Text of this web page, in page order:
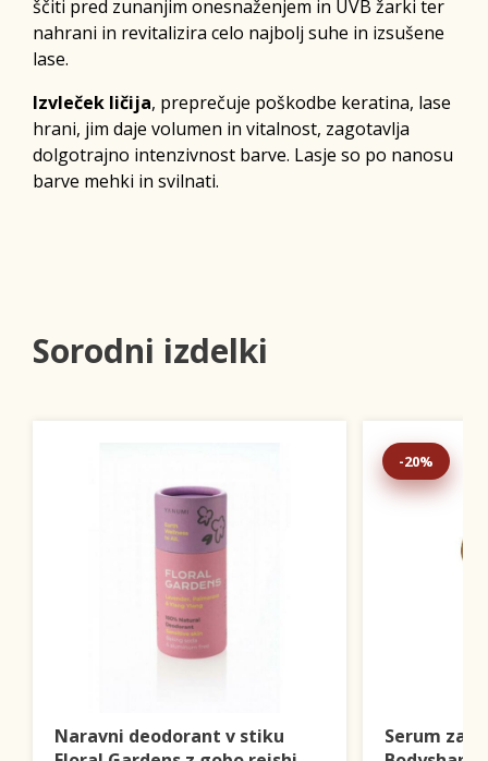
ščiti pred zunanjim onesnaženjem in UVB žarki ter
nahrani in revitalizira celo najbolj suhe in izsušene
lase.
Izvleček ličija, preprečuje poškodbe keratina, lase
hrani, jim daje volumen in vitalnost, zagotavlja
dolgotrajno intenzivnost barve. Lasje so po nanosu
barve mehki in svilnati.
Sorodni izdelki
Naravni deodorant v stiku
-20%
Serum za